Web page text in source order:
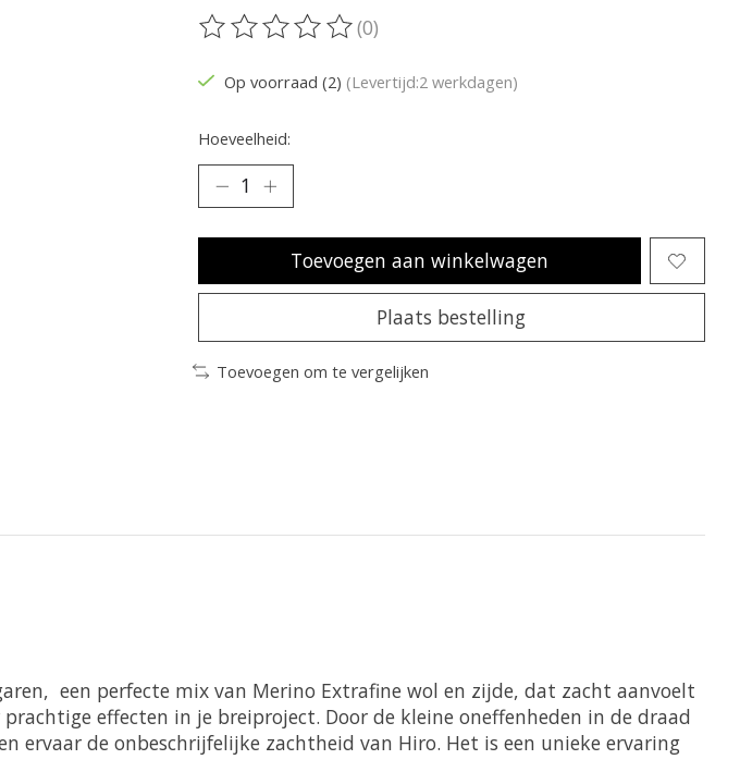
De beoordeling van dit product is
(0)
Op voorraad (2) (Levertijd:2 werkdagen)
Hoeveelheid:
Toevoegen aan winkelwagen
Plaats bestelling
Toevoegen om te vergelijken
een perfecte mix van Merino Extrafine wol en zijde, dat zacht aanvoelt
effecten in je breiproject. Door de kleine oneffenheden in de draad
ervaar de onbeschrijfelijke zachtheid van Hiro. Het is een unieke ervaring